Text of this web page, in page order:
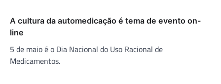
A cultura da automedicação é tema de evento on-
line
5 de maio é o Dia Nacional do Uso Racional de
Medicamentos.